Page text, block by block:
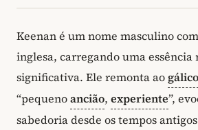
Keenan é um nome masculino
inglesa, carregando uma essência
significativa. Ele remonta aogálico
“pequenoancião, experiente”,
sabedoria desde os tempos